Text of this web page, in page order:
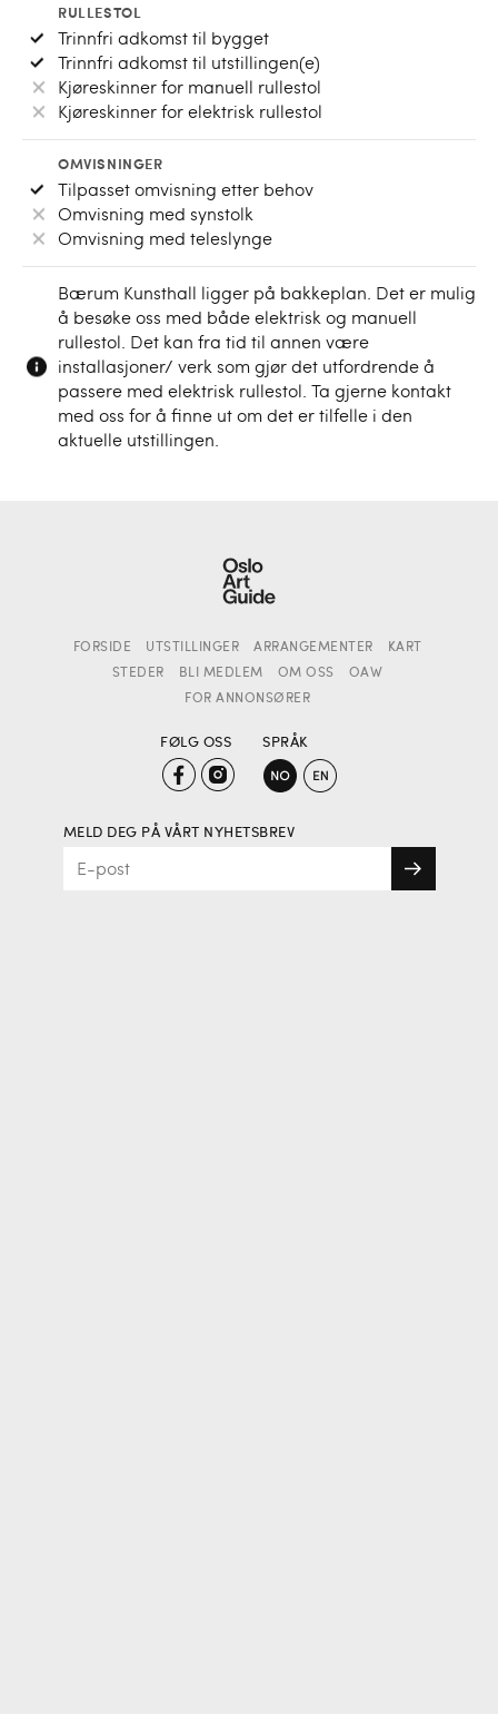
RULLESTOL
Trinnfri adkomst til bygget
Trinnfri adkomst til utstillingen(e)
Kjøreskinner for manuell rullestol
Kjøreskinner for elektrisk rullestol
OMVISNINGER
Tilpasset omvisning etter behov
Omvisning med synstolk
Omvisning med teleslynge
Bærum Kunsthall ligger på bakkeplan. Det er mulig
å besøke oss med både elektrisk og manuell
rullestol. Det kan fra tid til annen være
installasjoner/ verk som gjør det utfordrende å
passere med elektrisk rullestol. Ta gjerne kontakt
med oss for å finne ut om det er tilfelle i den
aktuelle utstillingen.
FORSIDE UTSTILLINGER ARRANGEMENTER
KART
STEDER
BLI MEDLEM OM OSS
OAW
FOR ANNONSØRER
FØLG OSS SPRÅK
MELD DEG PÅ VÅRT NYHETSBREV